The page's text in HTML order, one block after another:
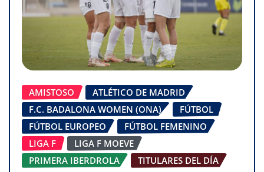
AMISTOSO
ATLÉTICO DE MADRID
F.C. BADALONA WOMEN (ONA)
FÚTBOL
FÚTBOL EUROPEO
FÚTBOL FEMENINO
LIGA F
LIGA F MOEVE
PRIMERA IBERDROLA
TITULARES DEL DÍA